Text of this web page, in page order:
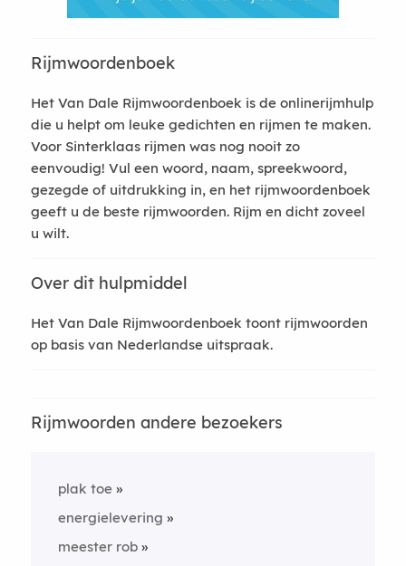
Rijmwoordenboek
Het Van Dale Rijmwoordenboek is de onlinerijmhulp
die u helpt om leuke gedichten en rijmen te maken.
Voor Sinterklaas rijmen was nog nooit zo
eenvoudig! Vul een woord, naam, spreekwoord,
gezegde of uitdrukking in, en het rijmwoordenboek
geeft u de beste rijmwoorden. Rijm en dicht zoveel
u wilt.
Over dit hulpmiddel
Het Van Dale Rijmwoordenboek toont rijmwoorden
op basis van Nederlandse uitspraak.
Rijmwoorden andere bezoekers
plak toe
energielevering
meester rob